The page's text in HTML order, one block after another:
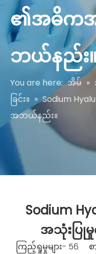
၏အဓိကအ
ဘယ်နည်း
You are here: အိမ် »
ခြင်း။ » Sodium
အဘယ်နည်း။
Sodium
အသုံးပြု
ကြည့်ရှုမှုများ- 56 စ